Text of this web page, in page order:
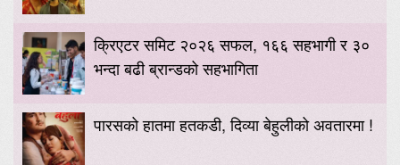
क्रिएटर समिट २०२६ सफल, १६६ सहभागी र ३०
भन्दा बढी ब्रान्डको सहभागिता
पारसको हातमा हतकडी, दिव्या बेहुलीको अवतारमा !